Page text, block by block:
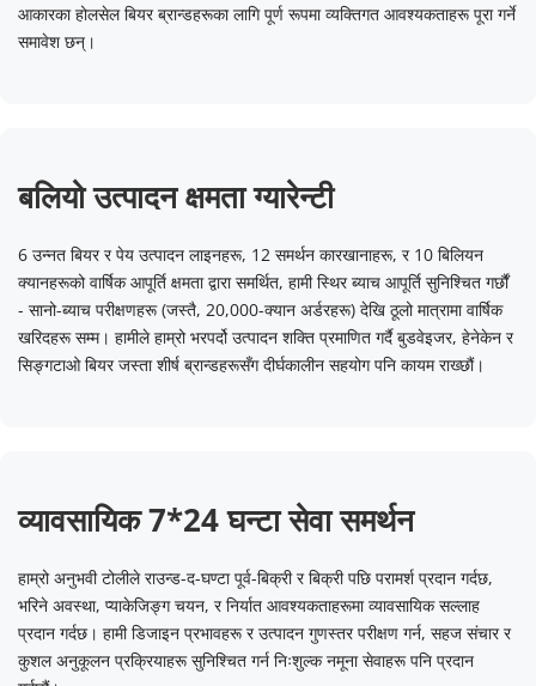
आकारका होलसेल बियर ब्रान्डहरूका लागि पूर्ण रूपमा व्यक्तिगत आवश्यकताहरू पूरा गर्ने
समावेश छन्।
बलियो उत्पादन क्षमता ग्यारेन्टी
6 उन्नत बियर र पेय उत्पादन लाइनहरू, 12 समर्थन कारखानाहरू, र 10 बिलियन
क्यानहरूको वार्षिक आपूर्ति क्षमता द्वारा समर्थित, हामी स्थिर ब्याच आपूर्ति सुनिश्चित गर्छौं
- सानो-ब्याच परीक्षणहरू (जस्तै, 20,000-क्यान अर्डरहरू) देखि ठूलो मात्रामा वार्षिक
खरिदहरू सम्म। हामीले हाम्रो भरपर्दो उत्पादन शक्ति प्रमाणित गर्दै बुडवेइजर, हेनेकेन र
सिङ्गटाओ बियर जस्ता शीर्ष ब्रान्डहरूसँग दीर्घकालीन सहयोग पनि कायम राख्छौं।
व्यावसायिक 7*24 घन्टा सेवा समर्थन
हाम्रो अनुभवी टोलीले राउन्ड-द-घण्टा पूर्व-बिक्री र बिक्री पछि परामर्श प्रदान गर्दछ,
भरिने अवस्था, प्याकेजिङ्ग चयन, र निर्यात आवश्यकताहरूमा व्यावसायिक सल्लाह
प्रदान गर्दछ। हामी डिजाइन प्रभावहरू र उत्पादन गुणस्तर परीक्षण गर्न, सहज संचार र
कुशल अनुकूलन प्रक्रियाहरू सुनिश्चित गर्न निःशुल्क नमूना सेवाहरू पनि प्रदान